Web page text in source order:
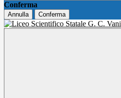
Conferma
Annulla Conferma